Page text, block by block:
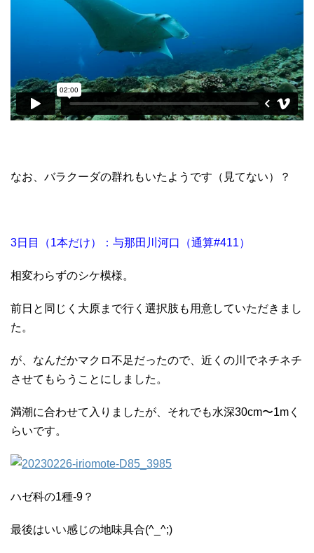
なお、バラクーダの群れもいたようです（見てない）？
3日目（1本だけ）：与那田川河口（通算#411）
相変わらずのシケ模様。
前日と同じく大原まで行く選択肢も用意していただきまし
た。
が、なんだかマクロ不足だったので、近くの川でネチネチ
させてもらうことにしました。
満潮に合わせて入りましたが、それでも水深30cm〜1mく
らいです。
ハゼ科の1種-9？
最後はいい感じの地味具合(^_^;)